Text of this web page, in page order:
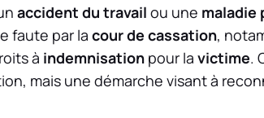
accident du travail ou une maladie
faute par la cour de cassation,
à indemnisation pour la victime.
mais une démarche visant à